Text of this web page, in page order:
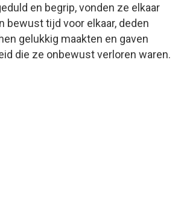
en begrip, vonden ze elkaar
bewust tijd voor elkaar, deden
gelukkig maakten en gaven
die ze onbewust verloren waren.